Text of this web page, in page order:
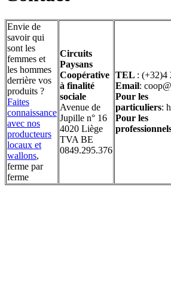
Envie de
savoir qui
sont les
femmes et
les hommes
derrière vos
produits ?
Faites
connaissance
avec nos
producteurs
locaux et
wallons,
ferme par
ferme
Circuits
Paysans
Coopérative
à finalité
sociale
Avenue de
Jupille n° 16
4020 Liège
TVA BE
0849.295.376
TEL : (+32)4
Email:
Pour les
particuliers:
Pour les